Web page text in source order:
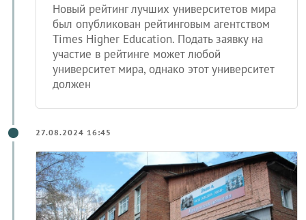
Новый рейтинг лучших университетов мира
был опубликован рейтинговым агентством
Times Higher Education. Подать заявку на
участие в рейтинге может любой
университет мира, однако этот университет
должен
27.08.2024 16:45